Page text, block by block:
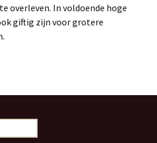
overleven. In voldoende hoge
giftig zijn voor grotere